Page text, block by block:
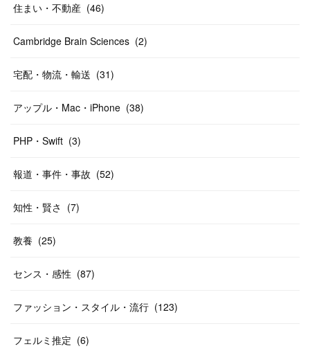
住まい・不動産 (46)
Cambridge Brain Sciences (2)
宅配・物流・輸送 (31)
アップル・Mac・iPhone (38)
PHP・Swift (3)
報道・事件・事故 (52)
知性・賢さ (7)
教養 (25)
センス・感性 (87)
ファッション・スタイル・流行 (123)
フェルミ推定 (6)